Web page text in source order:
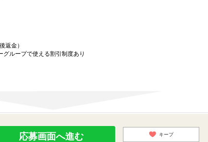
返金）
ループで使える割引制度あり
応募画面へ進む キープ